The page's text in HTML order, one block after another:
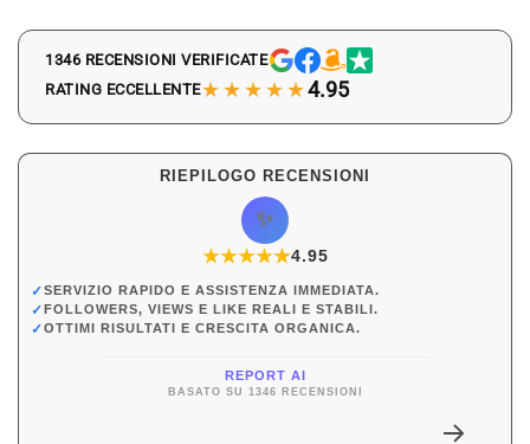
1346 RECENSIONI VERIFICATE
RATING ECCELLENTE★★★★★4.95
RIEPILOGO RECENSIONI
✨
★★★★★
★4.95
✓SERVIZIO RAPIDO E ASSISTENZA IMMEDIATA.
✓FOLLOWERS, VIEWS E LIKE REALI E STABILI.
✓OTTIMI RISULTATI E CRESCITA ORGANICA.
REPORT AI
BASATO SU 1346 RECENSIONI